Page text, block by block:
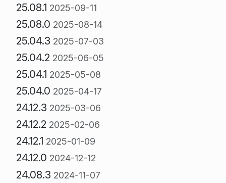
25.08.1 2025-09-11
25.08.0 2025-08-14
25.04.3 2025-07-03
25.04.2 2025-06-05
25.04.1 2025-05-08
25.04.0 2025-04-17
24.12.3 2025-03-06
24.12.2 2025-02-06
24.12.1 2025-01-09
24.12.0 2024-12-12
24.08.3 2024-11-07